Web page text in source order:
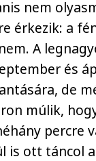
nem
érkezik: a
A
és
de
múlik,
percre
is ott táncol